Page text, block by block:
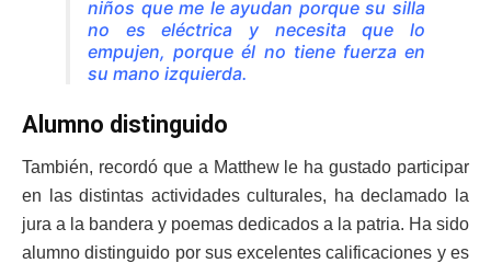
niños que me le ayudan porque su silla
no es eléctrica y necesita que lo
empujen, porque él no tiene fuerza en
su mano izquierda.
Alumno distinguido
También, recordó que a Matthew le ha gustado participar
en las distintas actividades culturales, ha declamado la
jura a la bandera y poemas dedicados a la patria. Ha sido
alumno distinguido por sus excelentes calificaciones y es